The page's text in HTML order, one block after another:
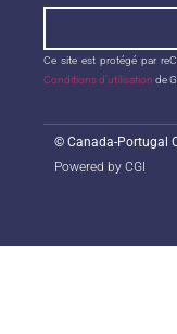
Ce site est protégé par
Conditions d’utilisation de
Powered by CGI
© Canada-Portugal